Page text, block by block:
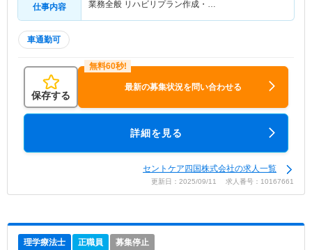
仕事内容
業務全般 リハビリプラン作成・…
車通勤可
保存する
最新の募集状況を問い合わせる
詳細を見る
セントケア四国株式会社の求人一覧
更新日：2025/09/11 求人番号：10167661
理学療法士 正職員 募集停止